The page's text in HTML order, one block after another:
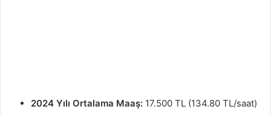
2024 Yılı Ortalama Maaş: 17.500 TL (134.80 TL/saat)